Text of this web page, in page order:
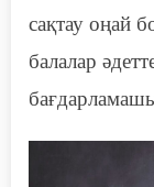
сақтау оңай
балалар